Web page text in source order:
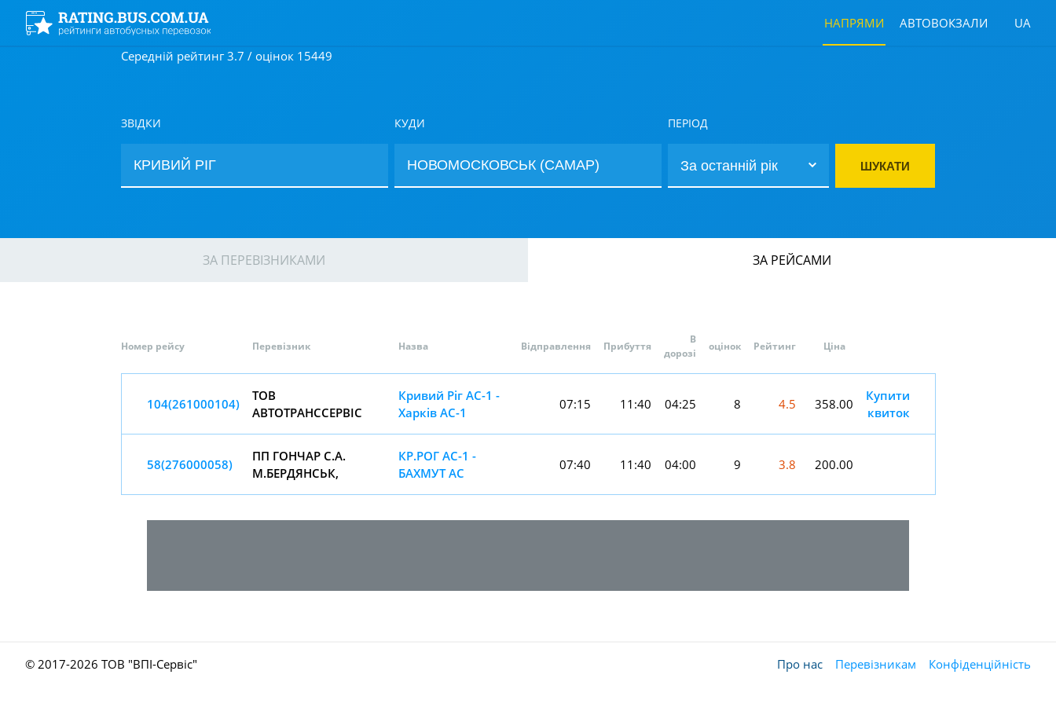
НАПРЯМИ АВТОВОКЗАЛИ UA
Середній рейтинг 3.7 / оцінок 15449
ЗВІДКИ КУДИ ПЕРІОД
ШУКАТИ
ЗА ПЕРЕВІЗНИКАМИ ЗА РЕЙСАМИ
Номер рейсу Перевізник Назва Відправлення Прибуття
В
дорозі
оцінок Рейтинг Ціна
104(261000104)
ТОВ
АВТОТРАНССЕРВIС
Кривий Ріг АС-1 -
Харків АС-1
07:15 11:40 04:25 8 4.5 358.00
Купити
квиток
58(276000058)
ПП ГОНЧАР С.А.
М.БЕРДЯНСЬК,
КР.РОГ АС-1 -
БАХМУТ АС
07:40 11:40 04:00 9 3.8 200.00
© 2017-2026 ТОВ "ВПІ-Сервіс" Про нас Перевізникам Конфіденційність